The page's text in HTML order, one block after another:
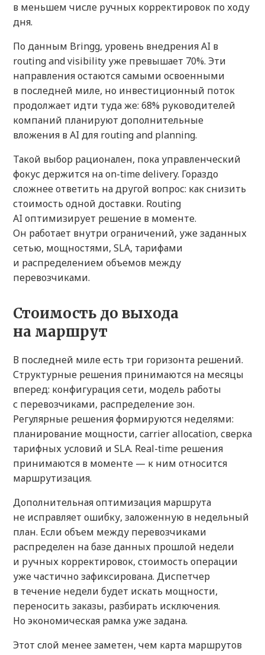
в меньшем числе ручных корректировок по ходу
дня.
По данным Bringg, уровень внедрения AI в
routing and visibility уже превышает 70%. Эти
направления остаются самыми освоенными
в последней миле, но инвестиционный поток
продолжает идти туда же: 68% руководителей
компаний планируют дополнительные
вложения в AI для routing and planning.
Такой выбор рационален, пока управленческий
фокус держится на on-time delivery. Гораздо
сложнее ответить на другой вопрос: как снизить
стоимость одной доставки. Routing
AI оптимизирует решение в моменте.
Он работает внутри ограничений, уже заданных
сетью, мощностями, SLA, тарифами
и распределением объемов между
перевозчиками.
Стоимость до выхода
на маршрут
В последней миле есть три горизонта решений.
Структурные решения принимаются на месяцы
вперед: конфигурация сети, модель работы
с перевозчиками, распределение зон.
Регулярные решения формируются неделями:
планирование мощности, carrier allocation, сверка
тарифных условий и SLA. Real-time решения
принимаются в моменте — к ним относится
маршрутизация.
Дополнительная оптимизация маршрута
не исправляет ошибку, заложенную в недельный
план. Если объем между перевозчиками
распределен на базе данных прошлой недели
и ручных корректировок, стоимость операции
уже частично зафиксирована. Диспетчер
в течение недели будет искать мощности,
переносить заказы, разбирать исключения.
Но экономическая рамка уже задана.
Этот слой менее заметен, чем карта маршрутов